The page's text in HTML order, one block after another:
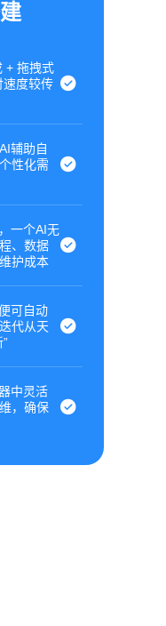
+ 拖拽式
速度较传
辅助自
性化需
一个AI无
、数据
护成本
可自动
代从天
中灵活
，确保